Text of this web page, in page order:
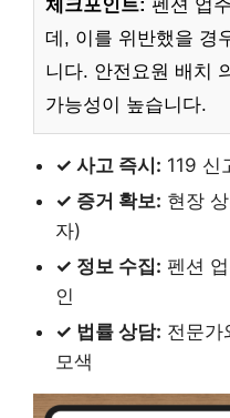
체크포인트: 펜션 업
데, 이를 위반했을 경
니다. 안전요원 배치
가능성이 높습니다.
✓ 사고 즉시: 119 신
✓ 증거 확보: 현장
자)
✓ 정보 수집: 펜션
인
✓ 법률 상담: 전문가
모색